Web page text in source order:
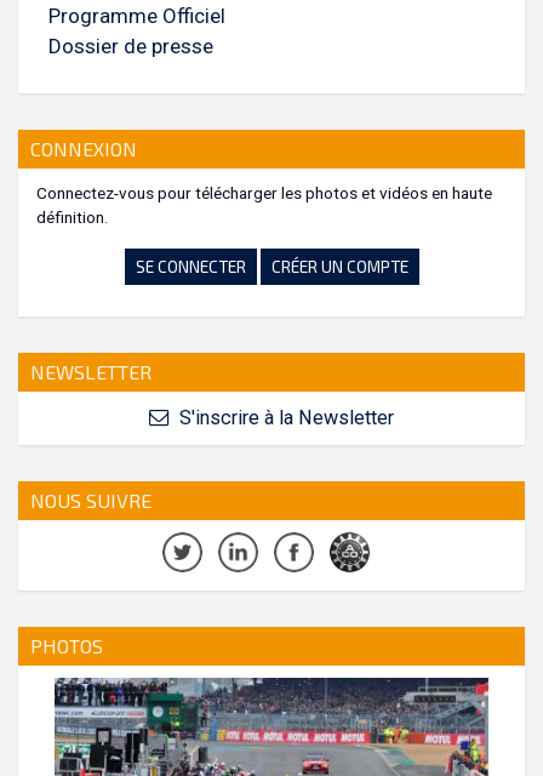
Programme Officiel
Dossier de presse
CONNEXION
Connectez-vous pour télécharger les photos et vidéos en haute
définition.
SE CONNECTER CRÉER UN COMPTE
NEWSLETTER
S'inscrire à la Newsletter
NOUS SUIVRE
PHOTOS